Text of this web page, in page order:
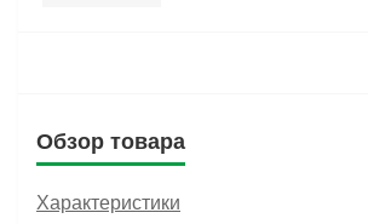
Обзор товара
Характеристики